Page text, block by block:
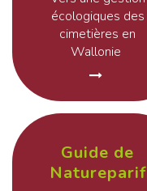
écologiques des
cimetières en
Wallonie
Guide de
Natureparif